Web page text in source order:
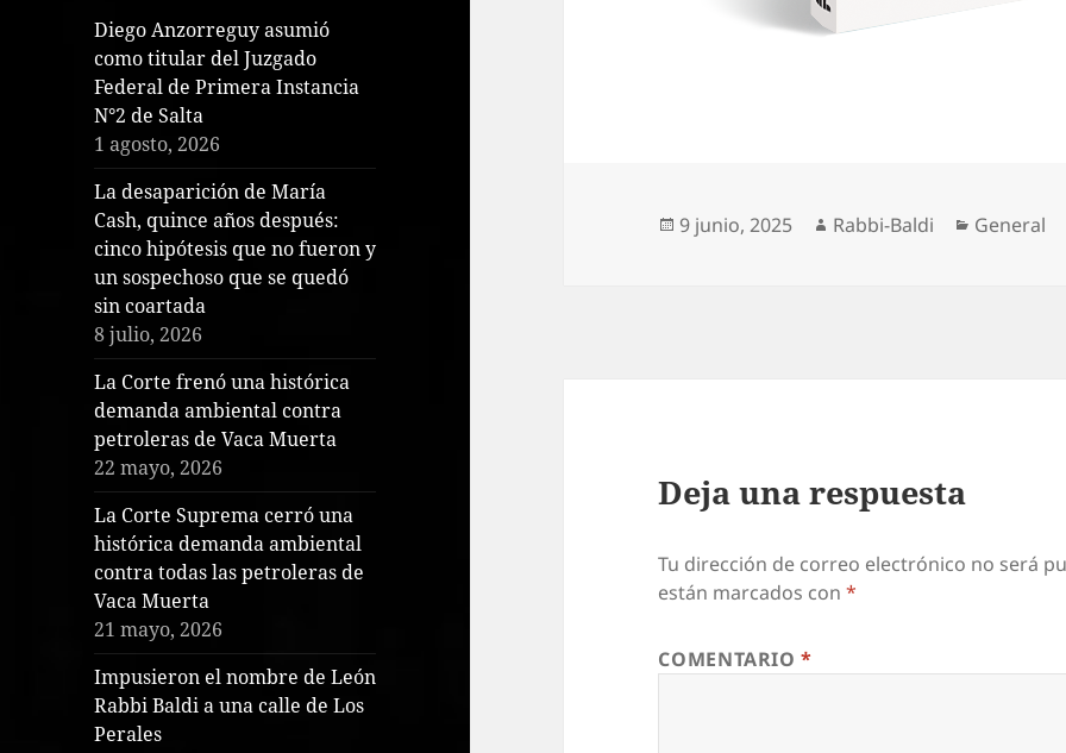
Diego Anzorreguy asumió
como titular del Juzgado
Federal de Primera Instancia
N°2 de Salta
1 agosto, 2026
La desaparición de María
Cash, quince años después:
cinco hipótesis que no fueron y
un sospechoso que se quedó
sin coartada
8 julio, 2026
La Corte frenó una histórica
demanda ambiental contra
petroleras de Vaca Muerta
22 mayo, 2026
La Corte Suprema cerró una
histórica demanda ambiental
contra todas las petroleras de
Vaca Muerta
21 mayo, 2026
Impusieron el nombre de León
Rabbi Baldi a una calle de Los
Perales
Publicado
9 junio, 2025 Autor
Rabbi-Baldi General
Deja una respuesta
Tu dirección de correo electrónico no será
están marcados con*
COMENTARIO*